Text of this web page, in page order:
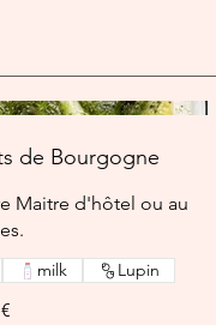
de Bourgogne
Maitre d'hôtel ou au
milk Lupin